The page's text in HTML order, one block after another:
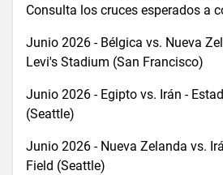
Consulta los cruces esperados a
Junio 2026 - Bélgica vs. Nueva
Levi's Stadium (San Francisco)
Junio 2026 - Egipto vs. Irán -
(Seattle)
Junio 2026 - Nueva Zelanda vs.
Field (Seattle)